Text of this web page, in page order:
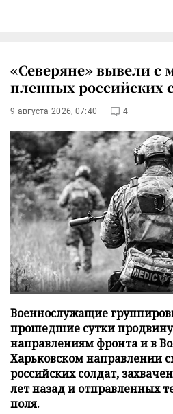
«Северяне» вывели с
пленных российских
9 августа 2026, 07:40 4
Военнослужащие
прошедшие сутки
направлениям фронта и в
Харьковском направлении
российских солдат,
лет назад и отправленных
поля.